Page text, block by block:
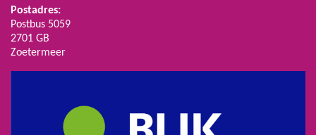
Postadres:
Postbus 5059
2701 GB
Zoetermeer